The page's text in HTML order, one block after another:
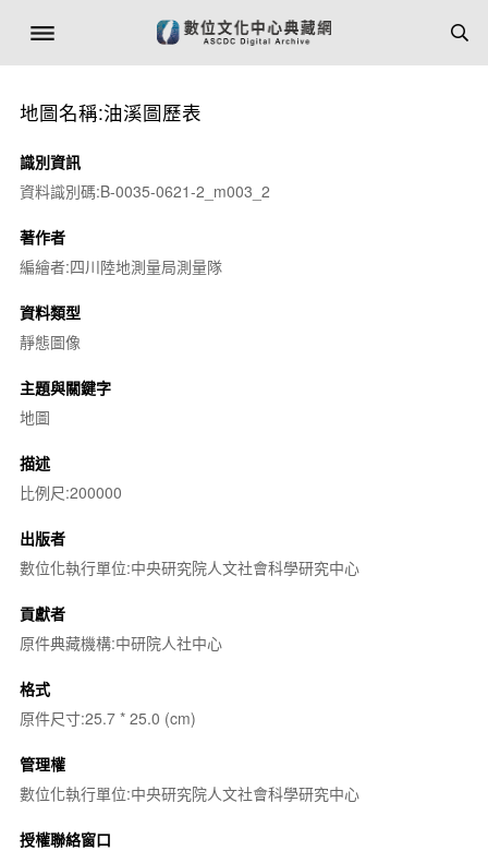
地圖名稱:油溪圖歷表
識別資訊
資料識別碼:B-0035-0621-2_m003_2
著作者
編繪者:四川陸地測量局測量隊
資料類型
靜態圖像
主題與關鍵字
地圖
描述
比例尺:200000
出版者
數位化執行單位:中央研究院人文社會科學研究中心
貢獻者
原件典藏機構:中研院人社中心
格式
原件尺寸:25.7 * 25.0 (cm)
管理權
數位化執行單位:中央研究院人文社會科學研究中心
授權聯絡窗口